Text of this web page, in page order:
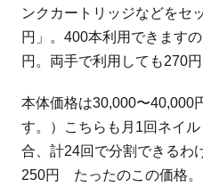
ンクカートリッジなどをセ
円」。400本利用できます
円。両手で利用しても270円
本体価格は30,000〜40,000
す。）こちらも月1回ネイ
合、計24回で分割できるわ
250円 たったのこの価格